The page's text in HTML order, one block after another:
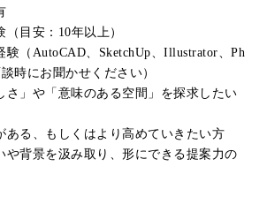
目安：10年以上）
験（AutoCAD、SketchUp、Illustrator、Ph
時にお聞かせください）
さ」や「意味のある空間」を探求したい
ある、もしくはより高めていきたい方
や背景を汲み取り、形にできる提案力の